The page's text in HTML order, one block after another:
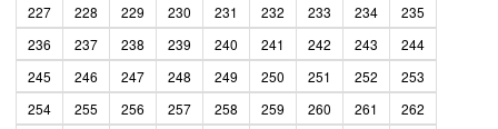
227
228 229 230 231 232 233 234
235
236
237 238 239 240 241 242 243
244
245
246 247 248 249 250 251 252
253
254
255 256 257 258 259 260 261
262